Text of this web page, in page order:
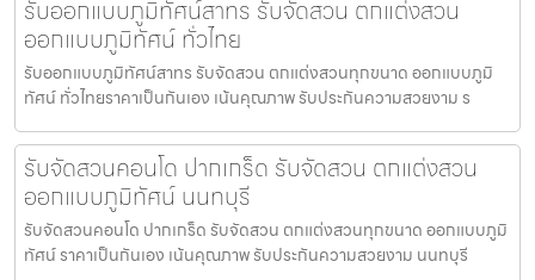
รับออกแบบภูมิทัศน์สาทร รับจัดสวน ตกแต่งสวน
ออกแบบภูมิทัศน์ ทั่วไทย
รับออกแบบภูมิทัศน์สาทร รับจัดสวน ตกแต่งสวนทุกขนาด ออกแบบภูมิ
ทัศน์ ทั่วไทยราคาเป็นกันเอง เน้นคุณภาพ รับประกันความสวยงาม ร
รับจัดสวนคอนโด ปากเกร็ด รับจัดสวน ตกแต่งสวน
ออกแบบภูมิทัศน์ นนทบุรี
รับจัดสวนคอนโด ปากเกร็ด รับจัดสวน ตกแต่งสวนทุกขนาด ออกแบบภูมิ
ทัศน์ ราคาเป็นกันเอง เน้นคุณภาพ รับประกันความสวยงาม นนทบุรี